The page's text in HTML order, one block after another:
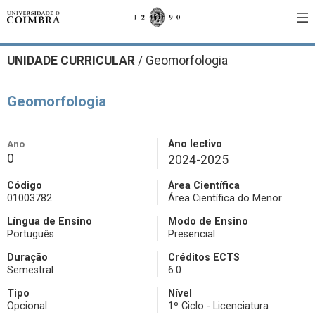
UNIDADE CURRICULAR / Geomorfologia
Geomorfologia
Ano
0
Ano lectivo
2024-2025
Código
01003782
Área Científica
Área Científica do Menor
Língua de Ensino
Português
Modo de Ensino
Presencial
Duração
Semestral
Créditos ECTS
6.0
Tipo
Opcional
Nível
1º Ciclo - Licenciatura